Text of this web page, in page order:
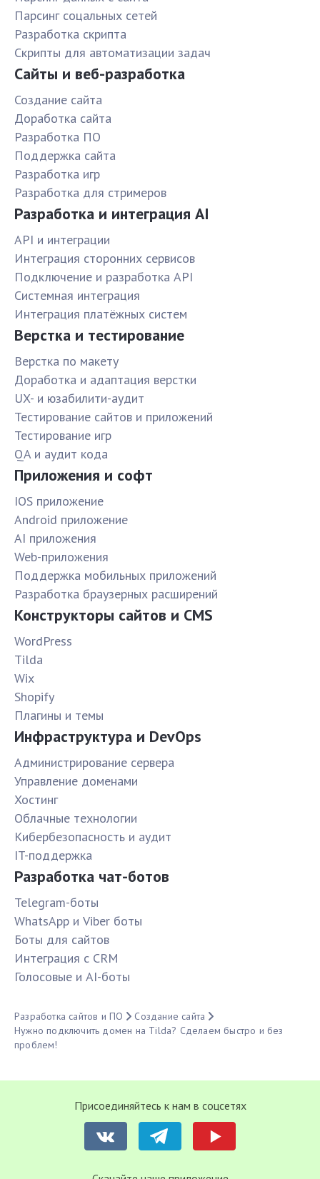
Парсинг соцальных сетей
Разработка скрипта
Скрипты для автоматизации задач
Сайты и веб-разработка
Создание сайта
Доработка сайта
Разработка ПО
Поддержка сайта
Разработка игр
Разработка для стримеров
Разработка и интеграция AI
API и интеграции
Интеграция сторонних сервисов
Подключение и разработка API
Системная интеграция
Интеграция платёжных систем
Верстка и тестирование
Верстка по макету
Доработка и адаптация верстки
UX- и юзабилити-аудит
Тестирование сайтов и приложений
Тестирование игр
QA и аудит кода
Приложения и софт
IOS приложение
Android приложение
AI приложения
Web-приложения
Поддержка мобильных приложений
Разработка браузерных расширений
Конструкторы сайтов и CMS
WordPress
Tilda
Wix
Shopify
Плагины и темы
Инфраструктура и DevOps
Администрирование сервера
Управление доменами
Хостинг
Облачные технологии
Кибербезопасность и аудит
IT-поддержка
Разработка чат-ботов
Telegram-боты
WhatsApp и Viber боты
Боты для сайтов
Интеграция с CRM
Голосовые и AI-боты
Разработка сайтов и ПО
Создание сайта
Нужно подключить домен на Tilda? Сделаем быстро и без
проблем!
Присоединяйтесь к нам в соцсетях